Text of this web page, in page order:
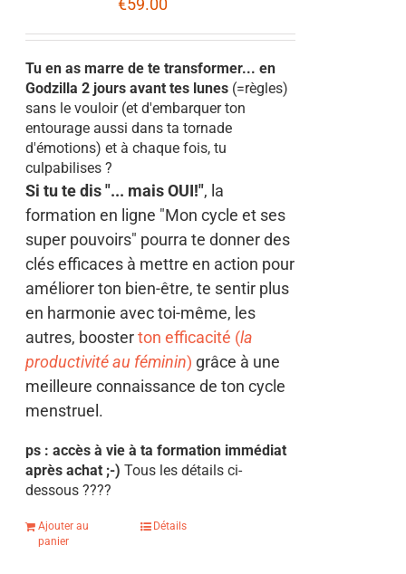
€59.00
Tu en as marre de te transformer... en
Godzilla 2 jours avant tes lunes (=règles)
sans le vouloir (et d'embarquer ton
entourage aussi dans ta tornade
d'émotions) et à chaque fois, tu
culpabilises ?
Si tu te dis "... mais OUI!", la
formation en ligne "Mon cycle et ses
super pouvoirs" pourra te donner des
clés efficaces à mettre en action pour
améliorer ton bien-être, te sentir plus
en harmonie avec toi-même, les
autres, boosterton efficacité (la
productivité au féminin) grâce à une
meilleure connaissance de ton cycle
menstruel.
ps : accès à vie à ta formation immédiat
après achat ;-)Tous les détails ci-
dessous????
Ajouter au
panier
Détails